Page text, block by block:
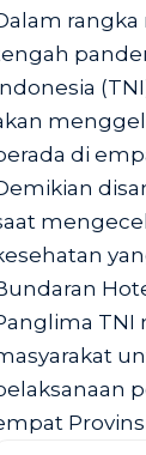
di
TNI